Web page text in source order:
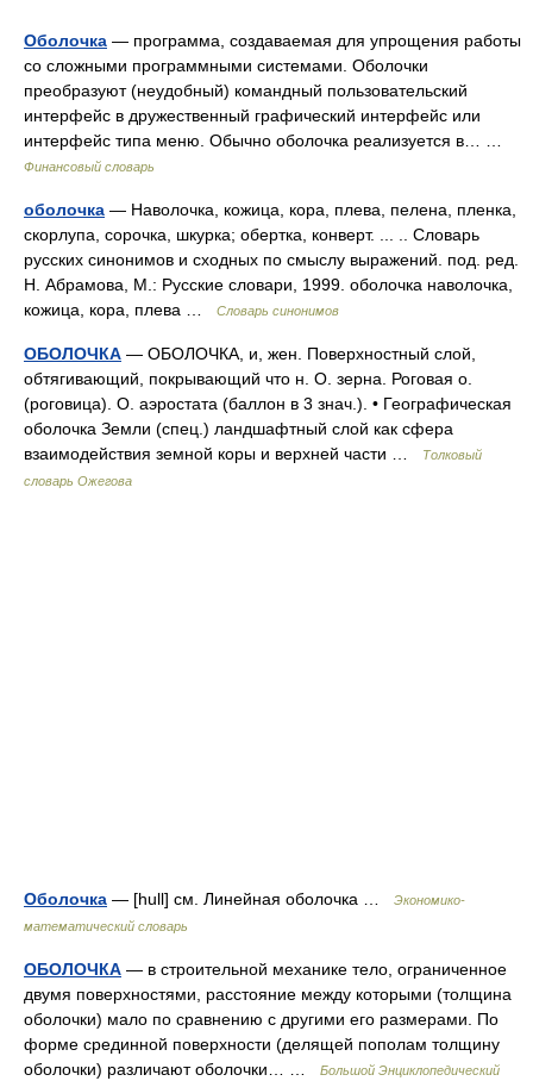
Оболочка — программа, создаваемая для упрощения работы
со сложными программными системами. Оболочки
преобразуют (неудобный) командный пользовательский
интерфейс в дружественный графический интерфейс или
интерфейс типа меню. Обычно оболочка реализуется в… …
Финансовый словарь
оболочка — Наволочка, кожица, кора, плева, пелена, пленка,
скорлупа, сорочка, шкурка; обертка, конверт. ... .. Словарь
русских синонимов и сходных по смыслу выражений. под. ред.
Н. Абрамова, М.: Русские словари, 1999. оболочка наволочка,
кожица, кора, плева …
Словарь синонимов
ОБОЛОЧКА — ОБОЛОЧКА, и, жен. Поверхностный слой,
обтягивающий, покрывающий что н. О. зерна. Роговая о.
(роговица). О. аэростата (баллон в 3 знач.). • Географическая
оболочка Земли (спец.) ландшафтный слой как сфера
взаимодействия земной коры и верхней части …
Толковый
словарь Ожегова
Оболочка — [hull] см. Линейная оболочка …
Экономико-
математический словарь
ОБОЛОЧКА — в строительной механике тело, ограниченное
двумя поверхностями, расстояние между которыми (толщина
оболочки) мало по сравнению с другими его размерами. По
форме срединной поверхности (делящей пополам толщину
оболочки) различают оболочки… …
Большой Энциклопедический